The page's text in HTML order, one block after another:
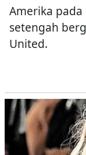
Amerika pada
setengah
United.